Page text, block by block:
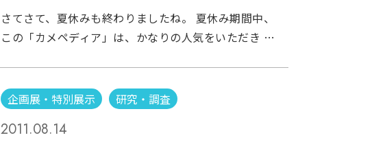
クトパスが「カレイ」のような形で泳ぎ出しました。
わずか数秒の出来事ですが、思わず「あっ！」と声を出
してしまいました。 こういった瞬間に立ち会える時
が、本当に嬉しいです！ また紹介したいと思います！
ツイート
うとう危ないのでしょう。 みなさんも潜るときは、お
手を触れないように。 次回は「カレハカマキリ」で
さてさて、夏休みも終わりましたね。 夏休み期間中、
この「カメペディア」は、かなりの人気をいただき 一
たちをご覧いただけますよ♪ さ～ら～にぃ～・・・
「カメペディア」は進化に進化を重ね、ついにフルコン
プとなりましたっ！！！！！ ・・・とある担当者の
企画展・特別展示 研究・調査
2011.08.14